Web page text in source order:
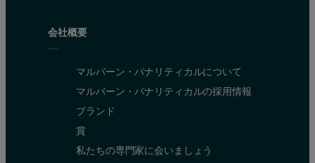
Figure 3: Water treatment control chart during 2002. Monitoring the zeta
会社概要
マルバーン・パナリティカルについて
マルバーン・パナリティカルの採用情報
ブランド
賞
私たちの専門家に会いましょう